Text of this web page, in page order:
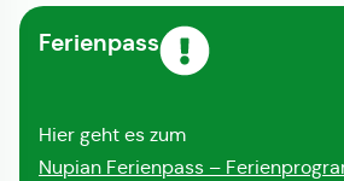
Ferienpass
Hier geht es zum
Nupian Ferienpass –